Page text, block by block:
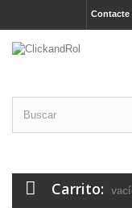
Carrito: